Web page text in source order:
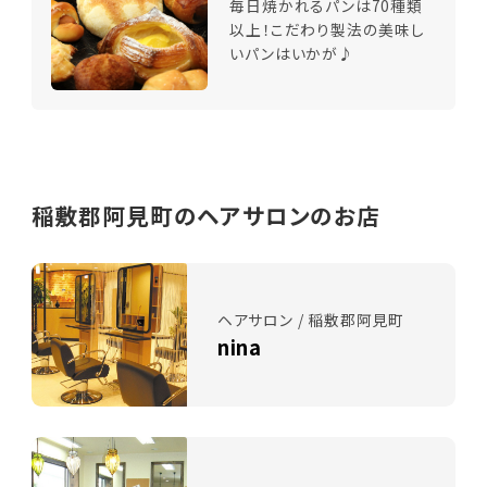
毎日焼かれるパンは70種類
以上！こだわり製法の美味し
いパンはいかが♪
稲敷郡阿見町のヘアサロンのお店
ヘアサロン / 稲敷郡阿見町
nina